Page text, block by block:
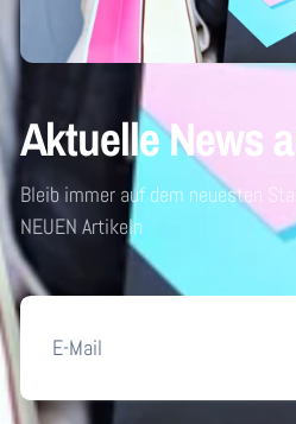
Aktuelle News
Bleib immer auf dem neuesten
NEUEN Artikeln
E-